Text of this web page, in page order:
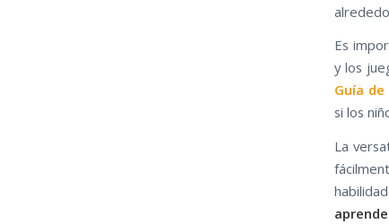
Es
y los
Guía
si los
La